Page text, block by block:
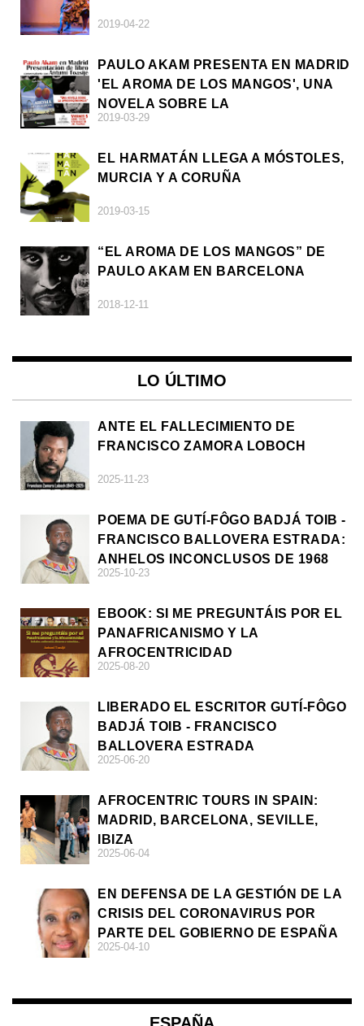
2019-04-22
PAULO AKAM PRESENTA EN MADRID
'EL AROMA DE LOS MANGOS', UNA
NOVELA SOBRE LA
AFRODESCENDENCIA
2019-03-29
EL HARMATÁN LLEGA A MÓSTOLES,
MURCIA Y A CORUÑA
2019-03-15
“EL AROMA DE LOS MANGOS” DE
PAULO AKAM EN BARCELONA
2018-12-11
LO ÚLTIMO
ANTE EL FALLECIMIENTO DE
FRANCISCO ZAMORA LOBOCH
2025-11-23
POEMA DE GUTÍ-FÔGO BADJÁ TOIB -
FRANCISCO BALLOVERA ESTRADA:
ANHELOS INCONCLUSOS DE 1968
2025-10-23
EBOOK: SI ME PREGUNTÁIS POR EL
PANAFRICANISMO Y LA
AFROCENTRICIDAD
2025-08-20
LIBERADO EL ESCRITOR GUTÍ-FÔGO
BADJÁ TOIB - FRANCISCO
BALLOVERA ESTRADA
2025-06-20
AFROCENTRIC TOURS IN SPAIN:
MADRID, BARCELONA, SEVILLE,
IBIZA
2025-06-04
EN DEFENSA DE LA GESTIÓN DE LA
CRISIS DEL CORONAVIRUS POR
PARTE DEL GOBIERNO DE ESPAÑA
2025-04-10